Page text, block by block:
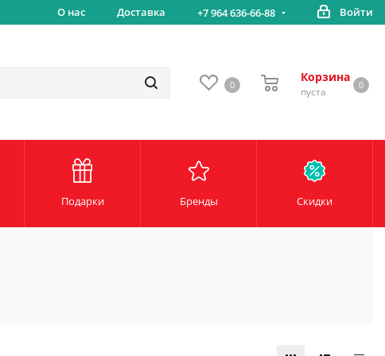
О нас Доставка +7 964 636-66-88 Войти
0
Корзина
пуста
0
Подарки Бренды Скидки